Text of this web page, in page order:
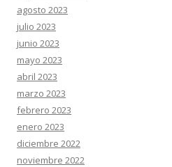
agosto 2023
julio 2023
junio 2023
mayo 2023
abril 2023
marzo 2023
febrero 2023
enero 2023
diciembre 2022
noviembre 2022